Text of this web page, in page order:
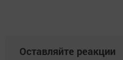
Оставляйте реакции